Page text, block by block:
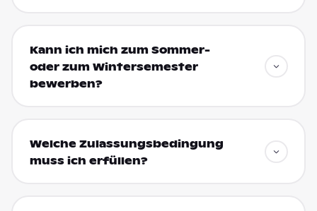
Kann ich mich zum Sommer-
oder zum Wintersemester
bewerben?
Welche Zulassungsbedingung
muss ich erfüllen?